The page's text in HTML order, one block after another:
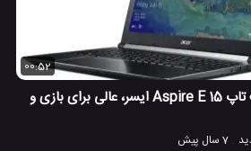
00:52
معرفی لپ تاپ Aspire E 15 ایسر، عالی برای بازی و
7 سال پیش